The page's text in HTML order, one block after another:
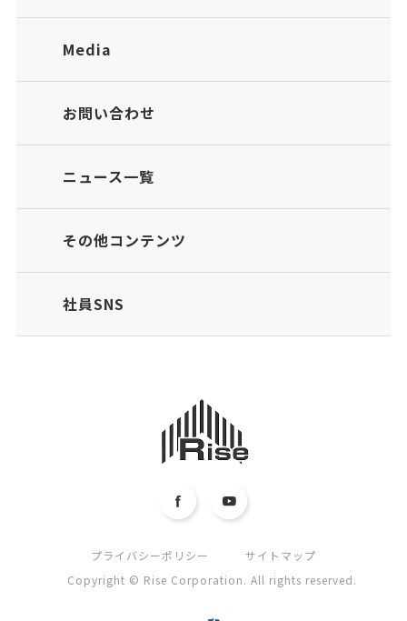
Media
お問い合わせ
ニュース一覧
その他コンテンツ
社員SNS
プライバシーポリシー
サイトマップ
Copyright © Rise Corporation. All rights reserved.